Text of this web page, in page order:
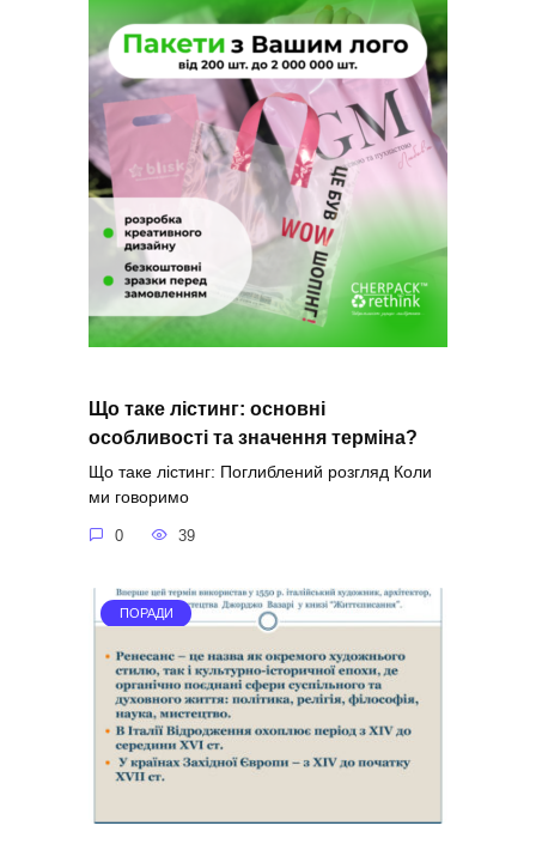
Що таке лістинг: основні
особливості та значення терміна?
Що таке лістинг: Поглиблений розгляд Коли
ми говоримо
0 39
ПОРАДИ